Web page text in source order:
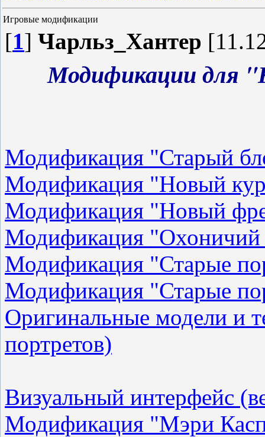
Игровые модификации
[1] Чарльз_Хантер
Модификации для
Модификация "Старый
Модификация "Новый
Модификация "Новый
Модификация
Модификация "Старые
Модификация "Старые
Оригинальные модели и
портретов)
Визуальный интерфейс
Модификация "Мэри